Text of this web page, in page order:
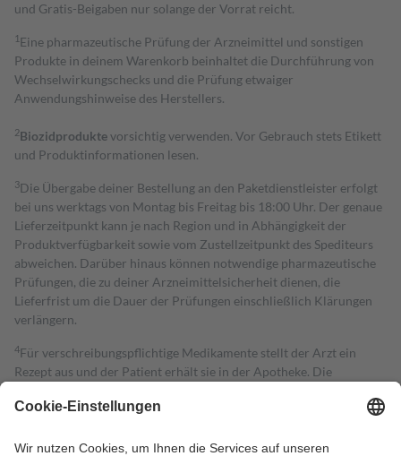
und Gratis-Beigaben nur solange der Vorrat reicht.
1 Eine pharmazeutische Prüfung der Arzneimittel und sonstigen
Produkte in deinem Warenkorb beinhaltet die Durchführung von
Wechselwirkungschecks und die Prüfung etwaiger
Anwendungshinweise des Herstellers.
2Biozidproduktevorsichtig verwenden. Vor Gebrauch stets Etikett
und Produktinformationen lesen.
3Die Übergabe deiner Bestellung an den Paketdienstleister erfolgt
bei uns werktags von Montag bis Freitag bis 18:00 Uhr. Der genaue
Lieferzeitpunkt kann je nach Region und in Abhängigkeit der
Produktverfügbarkeit sowie vom Zustellzeitpunkt des Spediteurs
abweichen. Darüber hinaus können notwendige pharmazeutische
Prüfungen, die zu deiner Arzneimittelsicherheit dienen, die
Lieferfrist um die Dauer der Prüfungen einschließlich Klärungen
verlängern.
4Für verschreibungspflichtige Medikamente stellt der Arzt ein
Rezept aus und der Patient erhält sie in der Apotheke. Die
Kosten dafür, der Versicherte trägt einen Teil davon als Zuzahlung
Grundsätzlich leisten Mitglieder Zuzahlungen in Höhe von zehn